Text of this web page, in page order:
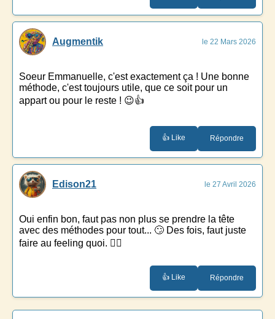
Augmentik le 22 Mars 2026
Soeur Emmanuelle, c'est exactement ça ! Une bonne
méthode, c'est toujours utile, que ce soit pour un
appart ou pour le reste ! 😉👍
👍 Like Répondre
Edison21 le 27 Avril 2026
Oui enfin bon, faut pas non plus se prendre la tête
avec des méthodes pour tout... 🙄 Des fois, faut juste
faire au feeling quoi. 🤷‍♂️
👍 Like Répondre